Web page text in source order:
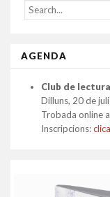
SEARCH
FOR...
AGENDA
Club de
Dilluns, 20 de
Trobada online
Inscripcions: